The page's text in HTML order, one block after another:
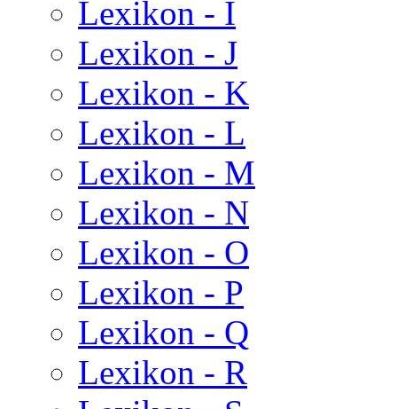
Lexikon - I
Lexikon - J
Lexikon - K
Lexikon - L
Lexikon - M
Lexikon - N
Lexikon - O
Lexikon - P
Lexikon - Q
Lexikon - R